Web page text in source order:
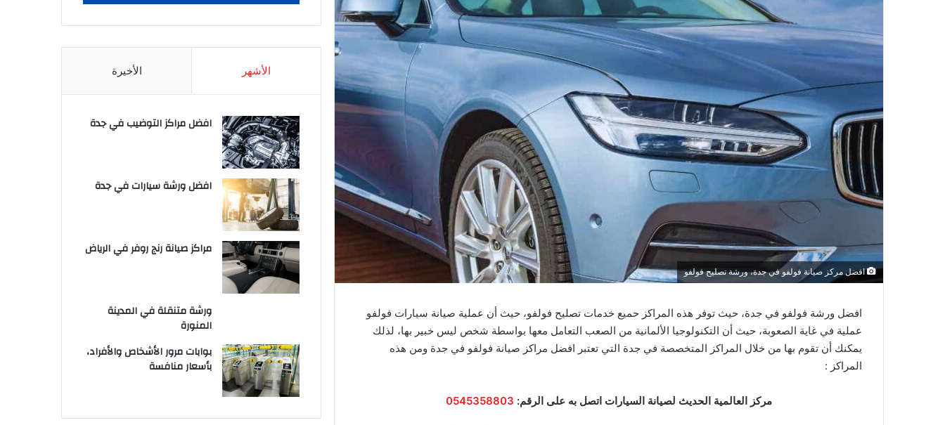
افضل مركز صيانة فولفو في جدة، ورشة تصليح فولفو
افضل ورشة فولفو في جدة، حيث توفر هذه المراكز حميع خدمات تصليح فولفو، حيث أن عملية صيانة سيارات فولفو
عملية في غاية الصعوبة، حيث أن التكنولوجيا الألمانية من الصعب التعامل معها بواسطة شخص ليس خبير بها، لذلك
يمكنك أن تقوم بها من خلال المراكز المتخصصة في جدة التي تعتبر افضل مراكز صيانة فولفو في جدة ومن هذه
المراكز :
مركز العالمية الحديث لصيانة السيارات اتصل به على الرقم: 0545358803
الأشهر الأخيرة
افضل مراكز التوضيب في جدة
افضل ورشة سيارات في جدة
مراكز صيانة رنج روفر في الرياض
ورشة متنقلة في المدينة
المنورة
بوابات مرور الأشخاص والأفراد،
بأسعار منافسة